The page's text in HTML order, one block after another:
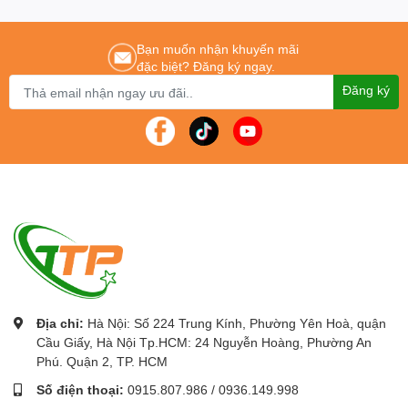
Chúng tôi cam kết mang lại cho khách hàng :Giá tốt nhất – Sản phẩm chính
hãng – Dịch vụ nhanh nhất
Để được tư vấn lắp đặt và sử dụng sản phẩm Quý khách hàng liên
024.796.0283/0915.807.986
Bạn muốn nhận khuyến mãi
đặc biệt? Đăng ký ngay.
Đăng ký
Địa chỉ: Hà Nội: Số 224 Trung Kính, Phường Yên Hoà, quận
Cầu Giấy, Hà Nội Tp.HCM: 24 Nguyễn Hoàng, Phường An
Phú. Quận 2, TP. HCM
Số điện thoại: 0915.807.986 / 0936.149.998